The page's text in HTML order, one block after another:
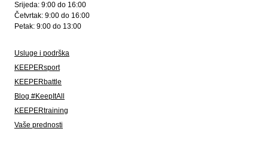
Srijeda: 9:00 do 16:00
Četvrtak: 9:00 do 16:00
Petak: 9:00 do 13:00
Usluge i podrška
KEEPERsport
KEEPERbattle
Blog #KeepItAll
KEEPERtraining
Vaše prednosti